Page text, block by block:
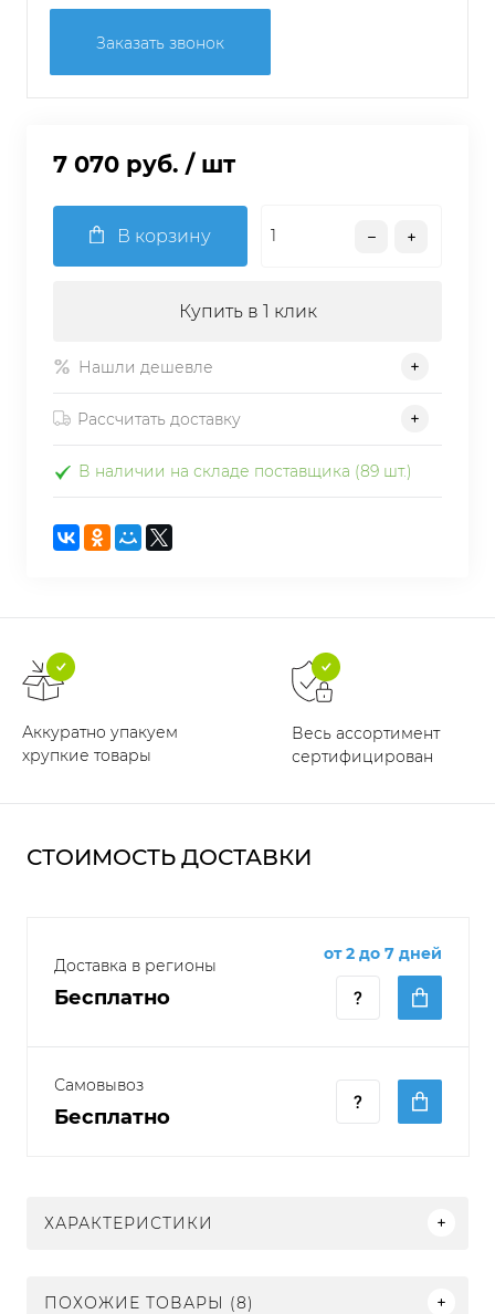
Заказать звонок
7 070 руб. / шт
В корзину
Купить в 1 клик
Нашли дешевле
Рассчитать доставку
В наличии на складе поставщика (89 шт.)
Аккуратно упакуем
хрупкие товары
Весь ассортимент
сертифицирован
СТОИМОСТЬ ДОСТАВКИ
Доставка в регионы
Бесплатно
от 2 до 7 дней
Самовывоз
Бесплатно
ХАРАКТЕРИСТИКИ
ПОХОЖИЕ ТОВАРЫ (8)